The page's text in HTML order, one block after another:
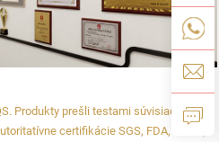
Produkty prešli testami súvisiacimi s
certifikácie SGS, FDA, EU CE,